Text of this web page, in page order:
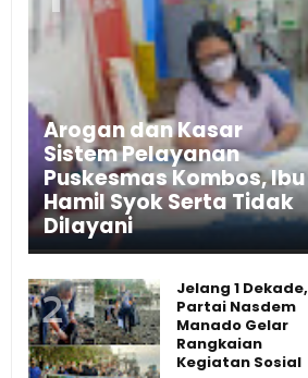
Arogan dan Kasar
Sistem Pelayanan
Puskesmas Kombos, Ibu
Hamil Syok Serta Tidak
Dilayani
Jelang 1 Dekade,
Partai Nasdem
Manado Gelar
Rangkaian
Kegiatan Sosial